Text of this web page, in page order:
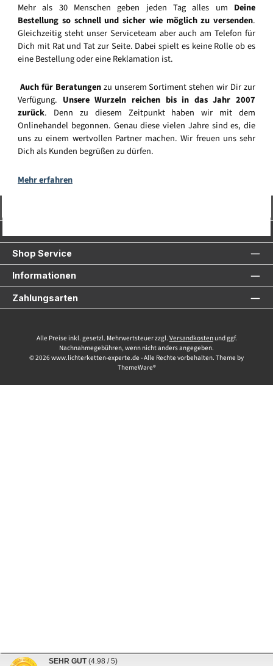
Mehr als 30 Menschen geben jeden Tag alles um Deine
Bestellung so schnell und sicher wie möglich zu versenden.
Gleichzeitig steht unser Serviceteam aber auch am Telefon für
Dich mit Rat und Tat zur Seite. Dabei spielt es keine Rolle ob es
eine Bestellung oder eine Reklamation ist.
Auch für Beratungenzu unserem Sortiment stehen wir Dir zur
Verfügung. Unsere Wurzeln reichen bis in das Jahr 2007
zurück. Denn zu diesem Zeitpunkt haben wir mit dem
Onlinehandel begonnen. Genau diese vielen Jahre sind es, die
uns zu einem wertvollen Partner machen. Wir freuen uns sehr
Dich als Kunden begrüßen zu dürfen.
Mehr erfahren
Shop Service
Informationen
Zahlungsarten
Alle Preise inkl. gesetzl. Mehrwertsteuer zzgl. Versandkostenund ggf.
Nachnahmegebühren, wenn nicht anders angegeben.
© 2026 www.lichterketten-experte.de - Alle Rechte vorbehalten. Theme by
ThemeWare®
SEHR GUT (4.98 / 5)